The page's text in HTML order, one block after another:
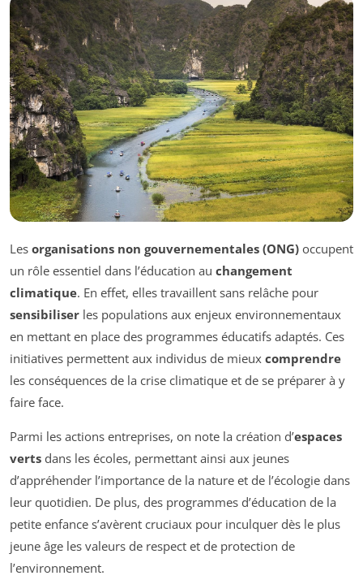
Les organisations non gouvernementales (ONG) occupent
un rôle essentiel dans l’éducation au changement
climatique. En effet, elles travaillent sans relâche pour
sensibiliser les populations aux enjeux environnementaux
en mettant en place des programmes éducatifs adaptés. Ces
initiatives permettent aux individus de mieux comprendre
les conséquences de la crise climatique et de se préparer à y
faire face.
Parmi les actions entreprises, on note la création d’espaces
verts dans les écoles, permettant ainsi aux jeunes
d’appréhender l’importance de la nature et de l’écologie dans
leur quotidien. De plus, des programmes d’éducation de la
petite enfance s’avèrent cruciaux pour inculquer dès le plus
jeune âge les valeurs de respect et de protection de
l’environnement.